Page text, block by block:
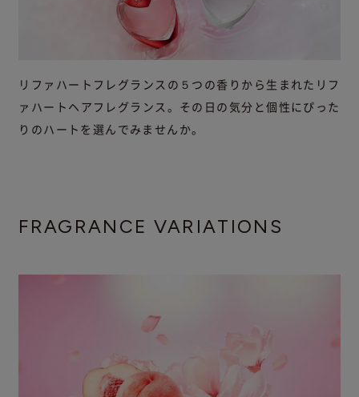
リファハートフレグランスの５つの香りから生まれたリフ
ァハートヘアフレグランス。その日の気分と個性にぴった
りのハートを選んでみませんか。
FRAGRANCE VARIATIONS